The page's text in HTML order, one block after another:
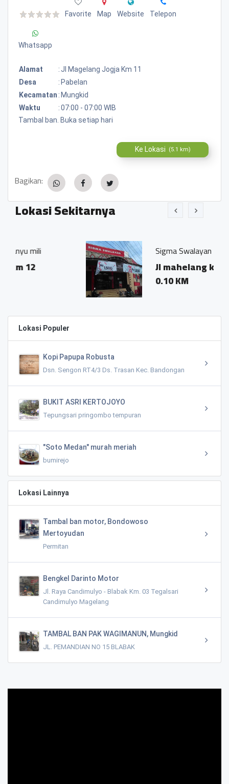
Favorite Map Website Telepon
Whatsapp
Alamat : Jl Magelang Jogja Km 11
Desa
: Pabelan
Kecamatan : Mungkid
Waktu
:07:00 - 07:00 WIB
Tambal ban. Buka setiap hari
Ke Lokasi (5.1 km)
Bagikan:
Lokasi Sekitarnya
Sigma Swalayan
Jl mahelang km 12
0.10 KM
Lokasi Populer
Kopi Papupa Robusta
Dsn. Sengon RT4/3 Ds. Trasan Kec. Bandongan
BUKIT ASRI KERTOJOYO
Tepungsari pringombo tempuran
"Soto Medan" murah meriah
bumirejo
Lokasi Lainnya
Tambal ban motor, Bondowoso
Mertoyudan
Permitan
Bengkel Darinto Motor
Jl. Raya Candimulyo - Blabak Km. 03 Tegalsari
Candimulyo Magelang
TAMBAL BAN PAK WAGIMANUN, Mungkid
JL. PEMANDIAN NO 15 BLABAK